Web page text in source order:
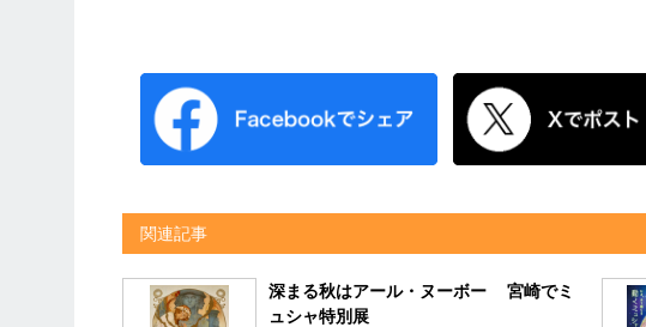
関連記事
深まる秋はアール・ヌーボー 宮崎でミ
ュシャ特別展